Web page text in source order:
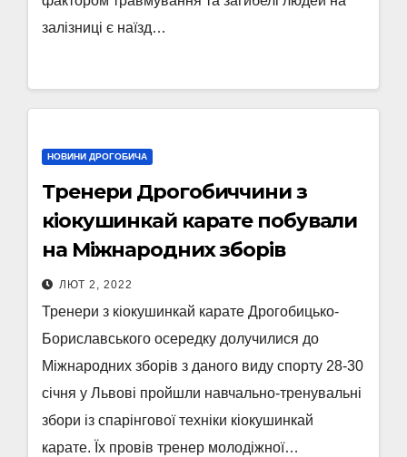
залізниці є наїзд…
НОВИНИ ДРОГОБИЧА
Тренери Дрогобиччини з
кіокушинкай карате побували
на Міжнародних зборів
ЛЮТ 2, 2022
Тренери з кіокушинкай карате Дрогобицько-
Бориславського осередку долучилися до
Міжнародних зборів з даного виду спорту 28-30
січня у Львові пройшли навчально-тренувальні
збори із спарінгової техніки кіокушинкай
карате. Їх провів тренер молодіжної…